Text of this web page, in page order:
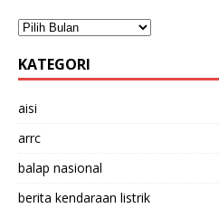
KATEGORI
aisi
arrc
balap nasional
berita kendaraan listrik